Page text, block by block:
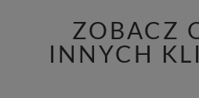
ZOBACZ
INNYCH